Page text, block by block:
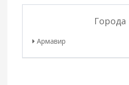
Города
Армавир